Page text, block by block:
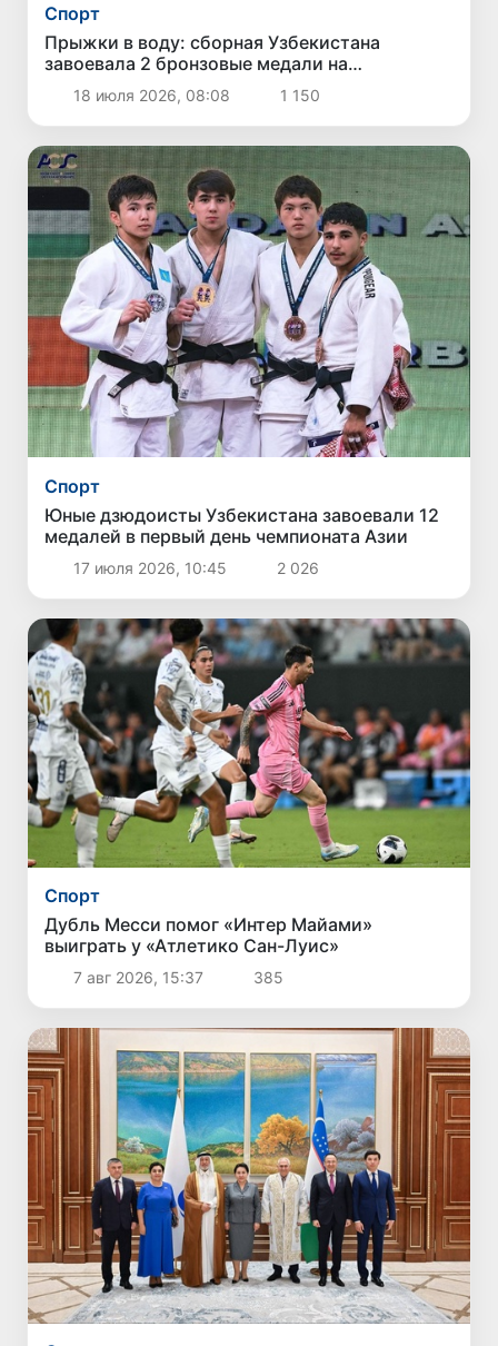
Спорт
Прыжки в воду: сборная Узбекистана
завоевала 2 бронзовые медали на
юношеском чемпионате Азии
18 июля 2026, 08:08 1 150
Спорт
Юные дзюдоисты Узбекистана завоевали 12
медалей в первый день чемпионата Азии
17 июля 2026, 10:45 2 026
Спорт
Дубль Месси помог «Интер Майами»
выиграть у «Атлетико Сан-Луис»
7 авг 2026, 15:37 385